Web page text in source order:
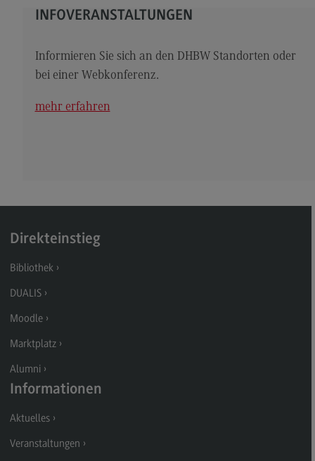
Elektrotechnik und Informationstechnik
Profil-O-Mat Elektrotechnik und
Informationstechnik
(External link)
Modulangebot
Berufsperspektiven
Kontakt
Executive Engineering
Executive Engineering
Modulangebot
Berufsperspektiven
Kontakt
INFOVERANSTALTUNGEN
Informieren Sie sich an den DHBW Standorten oder
bei einer Webkonferenz.
mehr erfahren
Direkteinstieg
Bibliothek
DUALIS
Moodle
Marktplatz
Alumni
Informationen
Aktuelles
Veranstaltungen